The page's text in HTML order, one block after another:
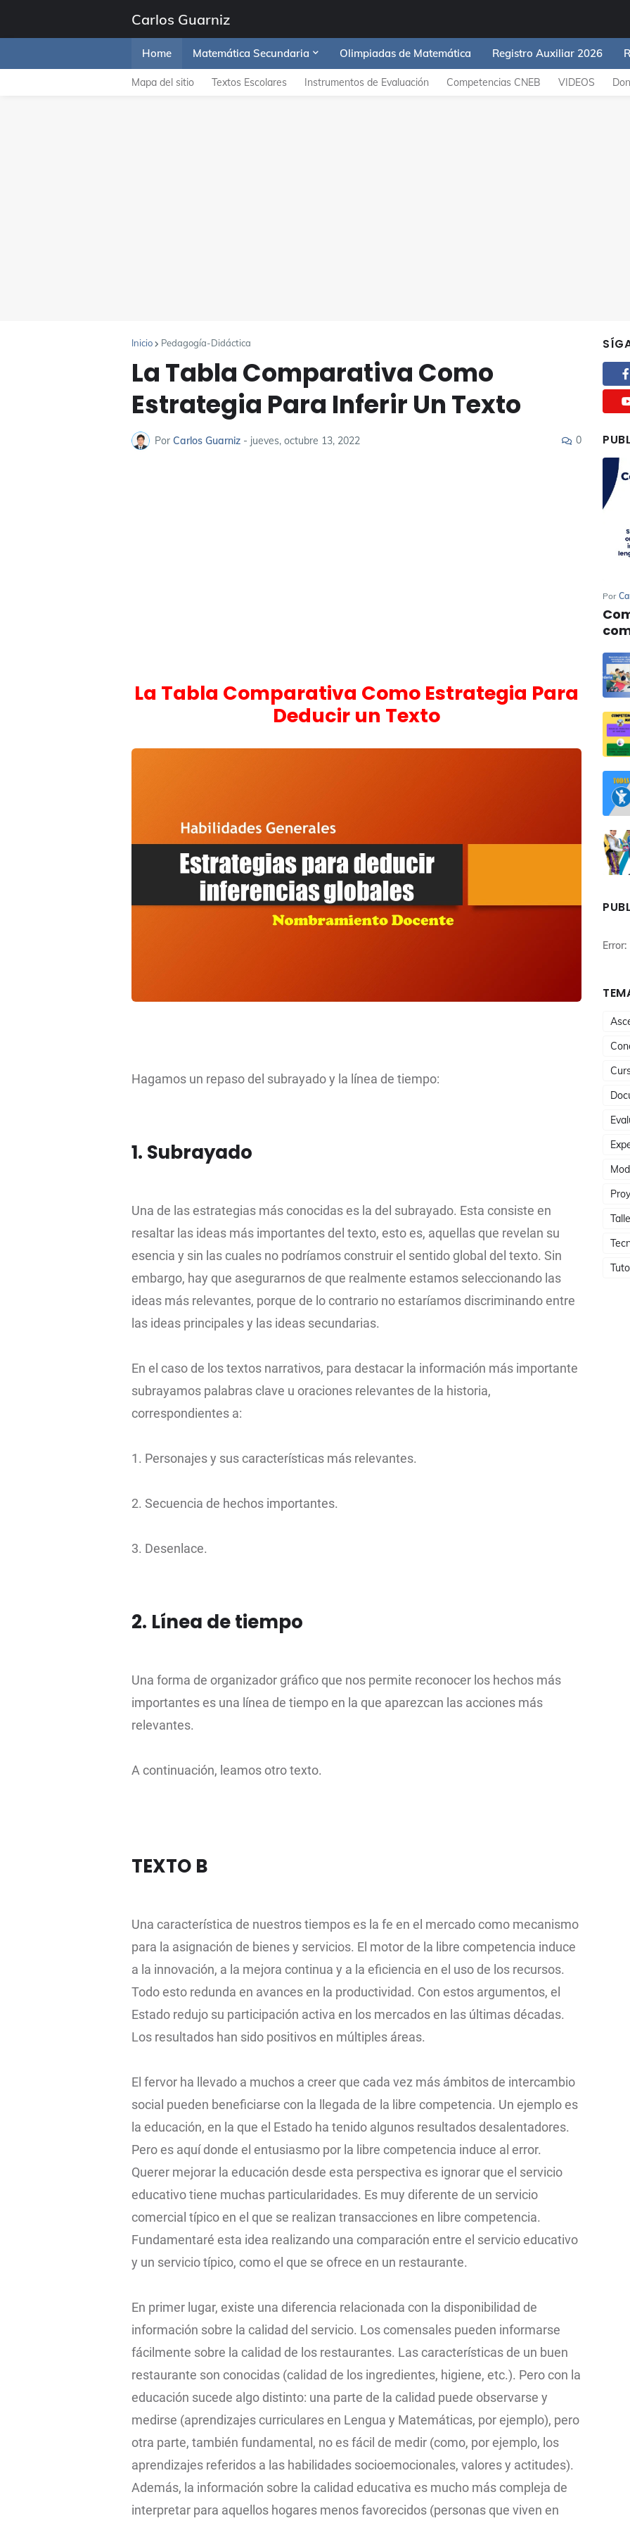
Carlos Guarniz
Home Matemática Secundaria Olimpiadas de Matemática Registro Auxiliar 2026
Mapa del sitio Textos Escolares Instrumentos de Evaluación Competencias CNEB VIDEOS
Inicio Pedagogía-Didáctica
La Tabla Comparativa Como
Estrategia Para Inferir Un Texto
Por Carlos Guarniz - jueves, octubre 13, 2022 0
La Tabla Comparativa Como Estrategia Para
Deducir un Texto
Hagamos un repaso del subrayado y la línea de tiempo:
1. Subrayado
Una de las estrategias más conocidas es la del subrayado. Esta consiste en
resaltar las ideas más importantes del texto, esto es, aquellas que revelan su
esencia y sin las cuales no podríamos construir el sentido global del texto. Sin
embargo, hay que asegurarnos de que realmente estamos seleccionando las
ideas más relevantes, porque de lo contrario no estaríamos discriminando entre
las ideas principales y las ideas secundarias.
En el caso de los textos narrativos, para destacar la información más importante
subrayamos palabras clave u oraciones relevantes de la historia,
correspondientes a:
1. Personajes y sus características más relevantes.
2. Secuencia de hechos importantes.
3. Desenlace.
2. Línea de tiempo
Una forma de organizador gráfico que nos permite reconocer los hechos más
importantes es una línea de tiempo en la que aparezcan las acciones más
relevantes.
A continuación, leamos otro texto.
TEXTO B
Una característica de nuestros tiempos es la fe en el mercado como mecanismo
para la asignación de bienes y servicios. El motor de la libre competencia induce
a la innovación, a la mejora continua y a la eficiencia en el uso de los recursos.
Todo esto redunda en avances en la productividad. Con estos argumentos, el
Estado redujo su participación activa en los mercados en las últimas décadas.
Los resultados han sido positivos en múltiples áreas.
El fervor ha llevado a muchos a creer que cada vez más ámbitos de intercambio
social pueden beneficiarse con la llegada de la libre competencia. Un ejemplo es
la educación, en la que el Estado ha tenido algunos resultados desalentadores.
Pero es aquí donde el entusiasmo por la libre competencia induce al error.
Querer mejorar la educación desde esta perspectiva es ignorar que el servicio
educativo tiene muchas particularidades. Es muy diferente de un servicio
comercial típico en el que se realizan transacciones en libre competencia.
Fundamentaré esta idea realizando una comparación entre el servicio educativo
y un servicio típico, como el que se ofrece en un restaurante.
En primer lugar, existe una diferencia relacionada con la disponibilidad de
información sobre la calidad del servicio. Los comensales pueden informarse
fácilmente sobre la calidad de los restaurantes. Las características de un buen
restaurante son conocidas (calidad de los ingredientes, higiene, etc.). Pero con la
educación sucede algo distinto: una parte de la calidad puede observarse y
medirse (aprendizajes curriculares en Lengua y Matemáticas, por ejemplo), pero
otra parte, también fundamental, no es fácil de medir (como, por ejemplo, los
aprendizajes referidos a las habilidades socioemocionales, valores y actitudes).
Además, la información sobre la calidad educativa es mucho más compleja de
interpretar para aquellos hogares menos favorecidos (personas que viven en
Por
Error: